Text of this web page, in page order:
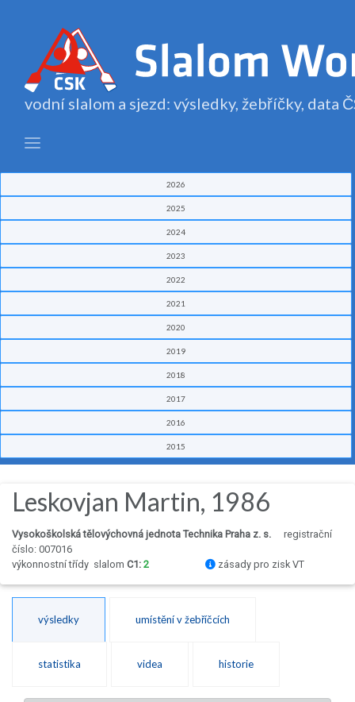
vodní slalom a sjezd: výsledky, žebříčky, data
2026
2025
2024
2023
2022
2021
2020
2019
2018
2017
2016
2015
Leskovjan Martin, 1986
Vysokoškolská tělovýchovná jednota Technika Praha z. s.
registrační
číslo: 007016
výkonnostní třídy slalom C1: 2 zásady pro zisk VT
výsledky umístění v žebříčcích
statistika videa historie